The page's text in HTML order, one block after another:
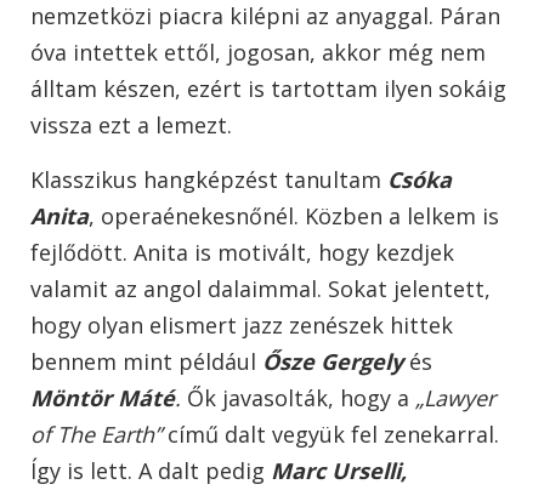
nemzetközi piacra kilépni az anyaggal. Páran
óva intettek ettől, jogosan, akkor még nem
álltam készen, ezért is tartottam ilyen sokáig
vissza ezt a lemezt.
Klasszikus hangképzést tanultam Csóka
Anita, operaénekesnőnél. Közben a lelkem is
fejlődött. Anita is motivált, hogy kezdjek
valamit az angol dalaimmal. Sokat jelentett,
hogy olyan elismert jazz zenészek hittek
bennem mint például Ősze Gergelyés
Möntör Máté. Ők javasolták, hogy a „Lawyer
of The Earth”című dalt vegyük fel zenekarral.
Így is lett. A dalt pedig Marc Urselli,